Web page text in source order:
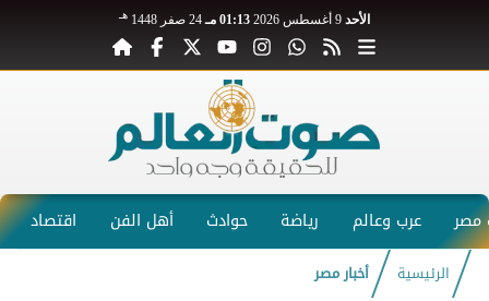
الأحد 01:13 مـ 24 صفر 1448 هـ
عرب وعالم رياضة حوادث أهل الفن اقتصاد
الرئيسية أخبار مصر